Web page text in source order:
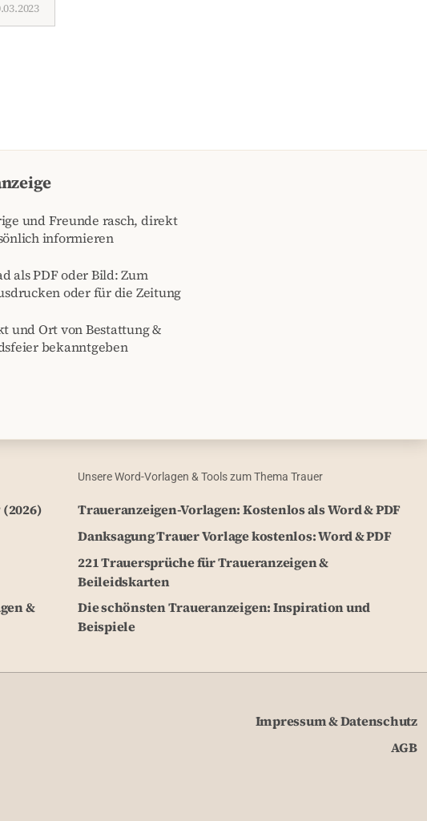
und Freunde rasch, direkt
informieren
als PDF oder Bild: Zum
oder für die Zeitung
und Ort von Bestattung &
bekanntgeben
&
Unsere Word-Vorlagen & Tools zum Thema Trauer
Traueranzeigen-Vorlagen: Kostenlos als Word & PDF
Danksagung Trauer Vorlage kostenlos: Word & PDF
221 Trauersprüche für Traueranzeigen &
Beileidskarten
Die schönsten Traueranzeigen: Inspiration und
Beispiele
Impressum & Datenschutz
AGB